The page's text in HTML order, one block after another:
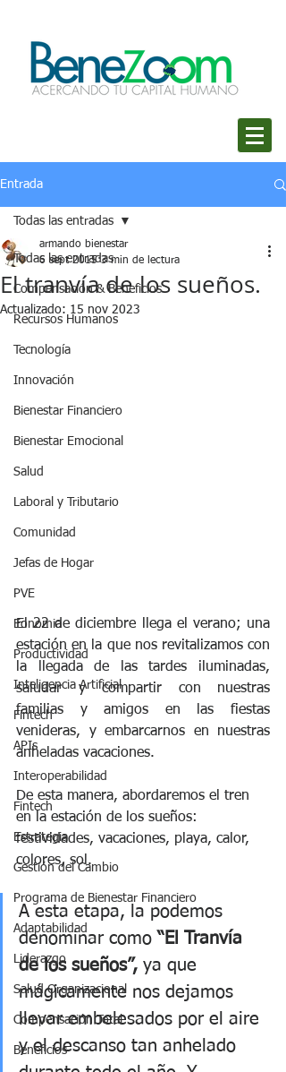
Entrada
Todas las entradas
Compensación & Beneficios
Recursos Humanos
Tecnología
Innovación
Bienestar Financiero
Bienestar Emocional
Salud
Laboral y Tributario
Comunidad
Jefas de Hogar
PVE
Eonomia
Productividad
Inteligencia Artificial
Fintech
APIs
Interoperabilidad
Fintech
Estrategia
Gestión del Cambio
Programa de Bienestar Financiero
Adaptabilidad
Liderazgo
Salud Organizacional
Compensación Total
Beneficios
Todas las entradas
El tranvía de los sueños.
armando bienestar
6 sept 2015 3 min de lectura
Actualizado: 15 nov 2023
El 22 de diciembre llega el verano; una
estación en la que nos revitalizamos con
la llegada de las tardes iluminadas,
saludar y compartir con nuestras
familias y amigos en las fiestas
venideras, y embarcarnos en nuestras
anheladas vacaciones.
De esta manera, abordaremos el tren
en la estación de los sueños:
festividades, vacaciones, playa, calor,
colores, sol.
A esta etapa, la podemos
denominar como “El Tranvía
de los sueños”, ya que
mágicamente nos dejamos
llevar embelesados por el aire
y el descanso tan anhelado